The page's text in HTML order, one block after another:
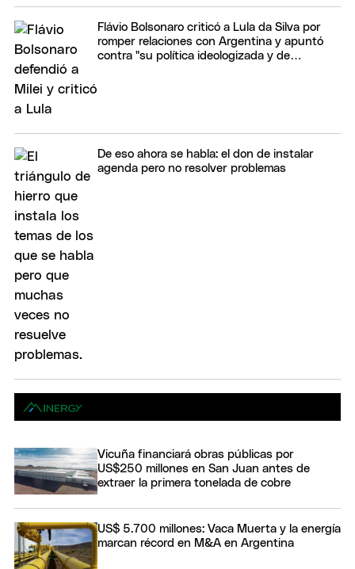
Flávio Bolsonaro criticó a Lula da Silva por
romper relaciones con Argentina y apuntó
contra "su política ideologizada y de
De eso ahora se habla: el don de instalar
agenda pero no resolver problemas
Vicuña financiará obras públicas por
US$250 millones en San Juan antes de
extraer la primera tonelada de cobre
US$ 5.700 millones: Vaca Muerta y la energía
marcan récord en M&A en Argentina